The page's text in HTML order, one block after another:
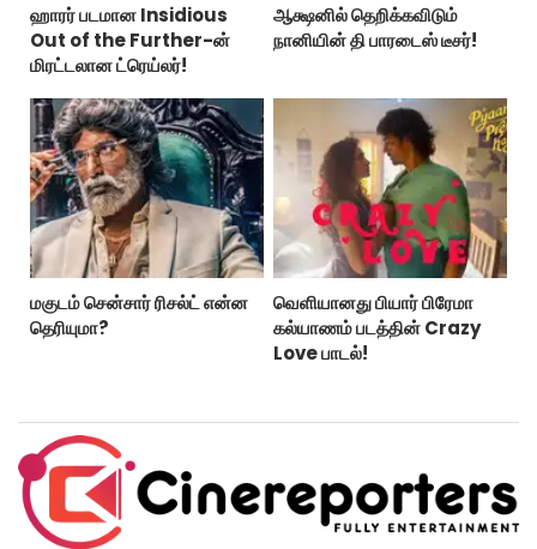
ஹாரர் படமான Insidious
Out of the Further-ன்
மிரட்டலான ட்ரெய்லர்!
ஆக்ஷனில் தெறிக்கவிடும்
நானியின் தி பாரடைஸ் டீசர்!
மகுடம் சென்சார் ரிசல்ட் என்ன
தெரியுமா?
வெளியானது பியார் பிரேமா
கல்யாணம் படத்தின் Crazy
Love பாடல்!